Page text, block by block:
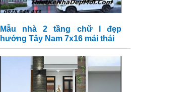
Mẫu nhà 2 tầng chữ l đẹp
hướng Tây Nam 7x16 mái thái